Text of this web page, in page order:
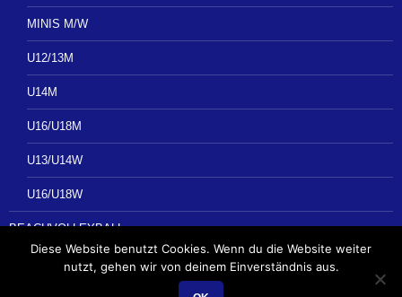
MINIS M/W
U12/13M
U14M
U16/U18M
U13/U14W
U16/U18W
BEACHVOLLEYBALL
Diese Website benutzt Cookies. Wenn du die Website weiter
nutzt, gehen wir von deinem Einverständnis aus.